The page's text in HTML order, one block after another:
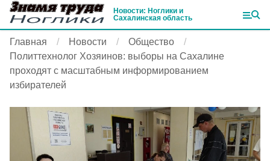
Новости: Ноглики и
Сахалинская область
Главная Новости
Общество
Политтехнолог Хозяинов: выборы на Сахалине
проходят с масштабным информированием
избирателей